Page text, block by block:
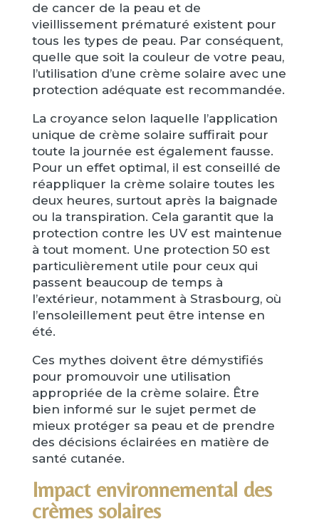
de cancer de la peau et de
vieillissement prématuré existent pour
tous les types de peau. Par conséquent,
quelle que soit la couleur de votre peau,
l’utilisation d’une crème solaire avec une
protection adéquate est recommandée.
La croyance selon laquelle l’application
unique de crème solaire suffirait pour
toute la journée est également fausse.
Pour un effet optimal, il est conseillé de
réappliquer la crème solaire toutes les
deux heures, surtout après la baignade
ou la transpiration. Cela garantit que la
protection contre les UV est maintenue
à tout moment. Une protection 50 est
particulièrement utile pour ceux qui
passent beaucoup de temps à
l’extérieur, notamment à Strasbourg, où
l’ensoleillement peut être intense en
été.
Ces mythes doivent être démystifiés
pour promouvoir une utilisation
appropriée de la crème solaire. Être
bien informé sur le sujet permet de
mieux protéger sa peau et de prendre
des décisions éclairées en matière de
santé cutanée.
Impact environnemental des
crèmes solaires